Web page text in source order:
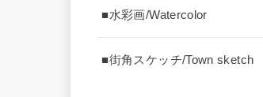
■水彩画/Watercolor
■街角スケッチ/Town sketch